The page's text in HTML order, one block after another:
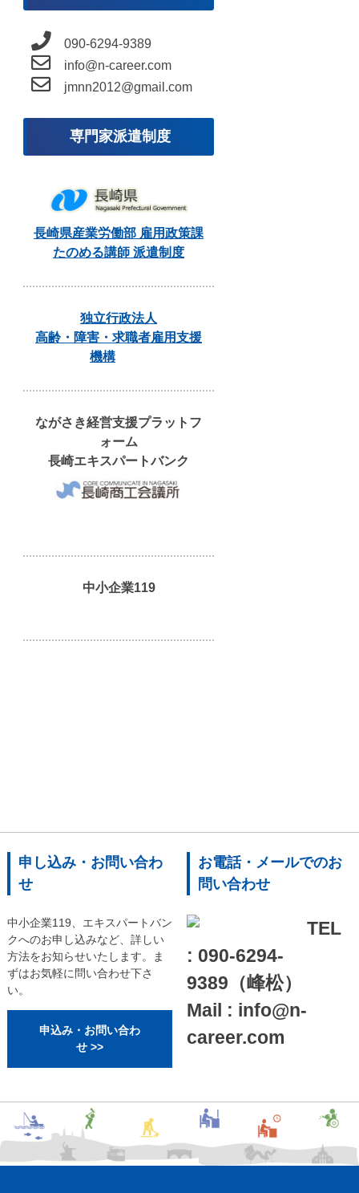
090-6294-9389
info@n-career.com
jmnn2012@gmail.com
専門家派遣制度
長崎県産業労働部 雇用政策課
たのめる講師 派遣制度
独立行政法人
高齢・障害・求職者雇用支援
機構
ながさき経営支援プラットフ
ォーム
長崎エキスパートバンク
中小企業119
申し込み・お問い合わ
せ
中小企業119、エキスパートバン
クへのお申し込みなど、詳しい
方法をお知らせいたします。ま
ずはお気軽に問い合わせ下さ
い。
申込み・お問い合わ
せ >>
お電話・メールでのお
問い合わせ
TEL
: 090-6294-
9389（峰松）
Mail : info@n-
career.com